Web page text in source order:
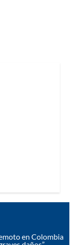
en Colombia